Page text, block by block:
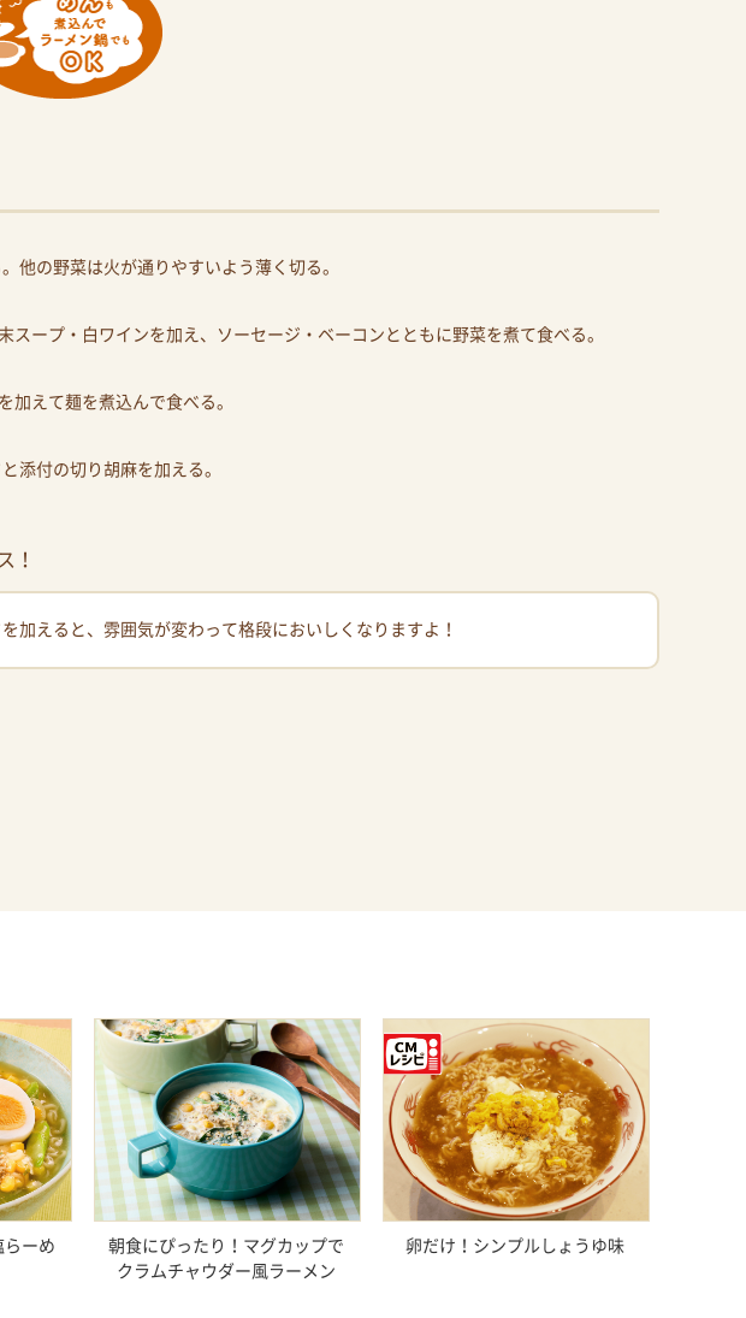
他の野菜は火が通りやすいよう薄く切る。
スープ・白ワインを加え、ソーセージ・ベーコンとともに野菜を煮て食べる。
加えて麺を煮込んで食べる。
添付の切り胡麻を加える。
！
加えると、雰囲気が変わって格段においしくなりますよ！
らーめ
朝食にぴったり！マグカップで
クラムチャウダー風ラーメン
卵だけ！シンプルしょうゆ味